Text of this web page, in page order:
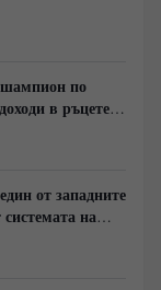
по
в ръцете
САЩ
от западните
на